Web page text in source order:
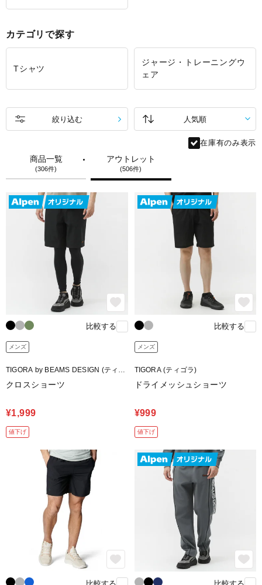
カテゴリで探す
Tシャツ
ジャージ・トレーニングウ
ェア
商品一覧
(306件)
アウトレット
(506件)
絞り込む
在庫有のみ表示
比較する
メンズ
TIGORA by BEAMS DESIGN (ティゴ
クロスショーツ
¥1,999
値下げ
比較する
メンズ
TIGORA (ティゴラ)
ドライメッシュショーツ
¥999
値下げ